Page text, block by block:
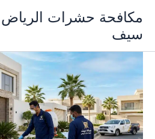
المحتوى
مكافحة حشرات
سيف